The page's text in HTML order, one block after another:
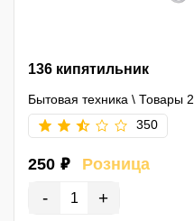
136 кипятильник
Бытовая техника \ Товары 2
350
250 ₽ Розница
- +